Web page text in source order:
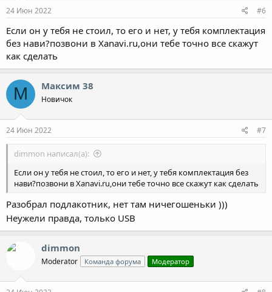
24 Июн 2022 #6
Если он у тебя не стоил, то его и нет, у тебя комплектация
без нави?позвони в Xanavi.ru,они тебе точно все скажут
как сделать
М Максим 38
Новичок
24 Июн 2022 #7
dimmon написал(а):
Если он у тебя не стоил, то его и нет, у тебя комплектация без
нави?позвони в Xanavi.ru,они тебе точно все скажут как сделать
Разобрал подлакотник, нет там ничегошеньки )))
Неужели правда, только USB
dimmon
Moderator Команда форума Модератор